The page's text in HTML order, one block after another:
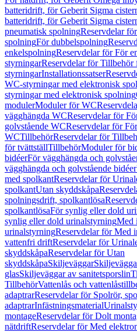
batteridrift, för Geberit Sigma
batteridrift, för Geberit Sigma
pneumatisk spolningReservdelar
spolningFör dubbelspolning
enkelspolningReservdelar för För
styrningarReservdelar för
styrningarInstallationssatser
WC-styrningar med elektronisk
styrningar med elektronisk spolning
modulerModuler för WC
vägghängda WCReservdelar för
golvstående WCReservdelar för
WCTillbehörReservdelar för
för tvättställTillbehörModuler för
bidéerFör vägghängda och
vägghängda och golvstående bidéer
med spolkantReservdelar för
spolkantUtan skyddskåpa
spolningsdrift, spolkantlösa
spolkantlösaFör synlig eller dold
synlig eller dold urinalstyrningMed
urinalstyrningReservdelar för Med
vattenfri driftReservdelar för
skyddskåpaReservdelar för Utan
skyddskåpaSkiljeväggar
glasSkiljeväggar av sanitetsporslin
TillbehörVattenlås och
adaptrarReservdelar för Spolrör,
adaptrarInfästningsmaterial
montageReservdelar för Dolt
nätdriftReservdelar för Med